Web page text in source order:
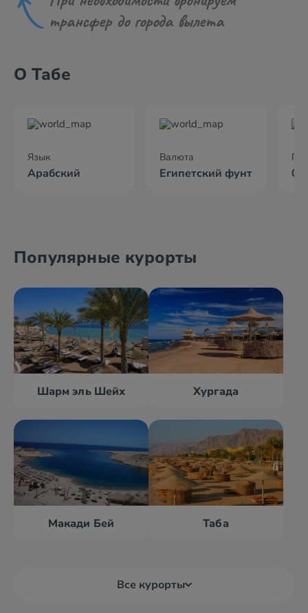
трансфер до города вылета
О Табе
Язык
Арабский
Валюта
Египетский фунт
Популярные курорты
Шарм эль Шейх Хургада
Макади Бей Таба
Все курорты